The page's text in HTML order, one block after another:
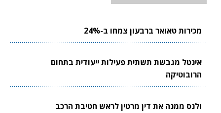
מכירות טאואר ברבעון צמחו ב-24%
אינטל מגבשת תשתית פעילות ייעודית בתחום
הרובוטיקה
ולנס ממנה את דין מרטין לראש חטיבת הרכב